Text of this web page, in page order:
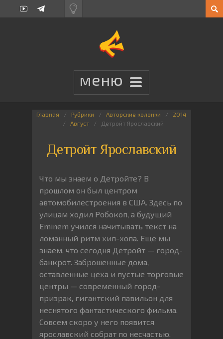
Главная Рубрики Авторские колонки
2014
Август
Детройт Ярославский
Детройт Ярославский
Что мы знаем о Детройте? В
прошлом он был центром
автомобилестроения в США. Здесь по
улицам ходил Робокоп, а будущий
Eminem учился начитывать текст на
ломанный ритм хип-хопа. Еще мы
знаем, что сегодня Детройт — город-
банкрот. Заброшенные дома,
оставленные цеха и пустые торговые
центры — современный город-
призрак, гигантский павильон для
неснятого фантастического фильма.
Совсем скоро у него появится
ярославский собрат по несчастью.